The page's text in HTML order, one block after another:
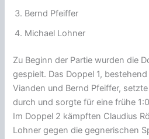
Bernd Pfeiffer
Michael Lohner
Zu Beginn der Partie wurden die
gespielt. Das Doppel 1,
Vianden und Bernd Pfeiffer,
durch und sorgte für eine frühe
Im Doppel 2 kämpften Claudius
Lohner gegen die gegnerischen